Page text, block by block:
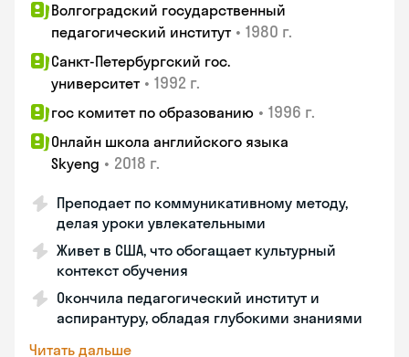
Волгоградский государственный
педагогический институт • 1980 г.
Санкт-Петербургский гос.
университет • 1992 г.
гос комитет по образованию • 1996 г.
Онлайн школа английского языка
Skyeng • 2018 г.
Преподает по коммуникативному методу,
делая уроки увлекательными
Живет в США, что обогащает культурный
контекст обучения
Окончила педагогический институт и
аспирантуру, обладая глубокими знаниями
Читать дальше